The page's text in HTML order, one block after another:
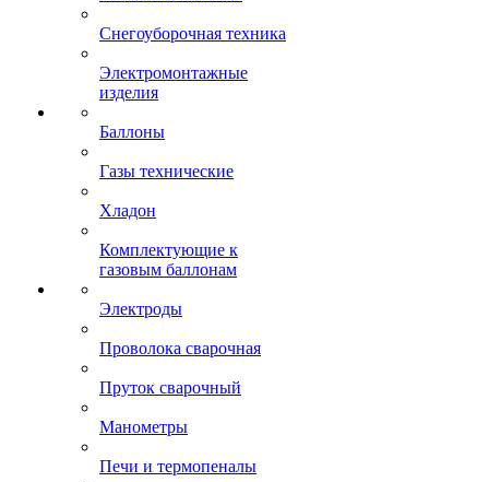
Снегоуборочная техника
Электромонтажные
изделия
Баллоны
Газы технические
Хладон
Комплектующие к
газовым баллонам
Электроды
Проволока сварочная
Пруток сварочный
Манометры
Печи и термопеналы